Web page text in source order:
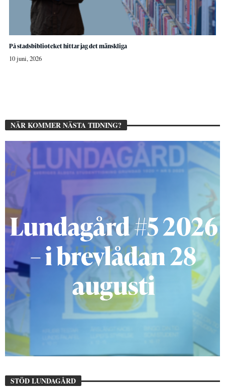
På stadsbiblioteket hittar jag det mänskliga
10 juni, 2026
NÄR KOMMER NÄSTA TIDNING?
STÖD LUNDAGÅRD